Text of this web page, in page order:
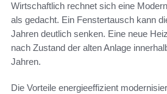
Wirtschaftlich rechnet sich eine
als gedacht. Ein Fenstertausch kann
Jahren deutlich senken. Eine neue
nach Zustand der alten Anlage
Jahren.
Die Vorteile energieeffizient